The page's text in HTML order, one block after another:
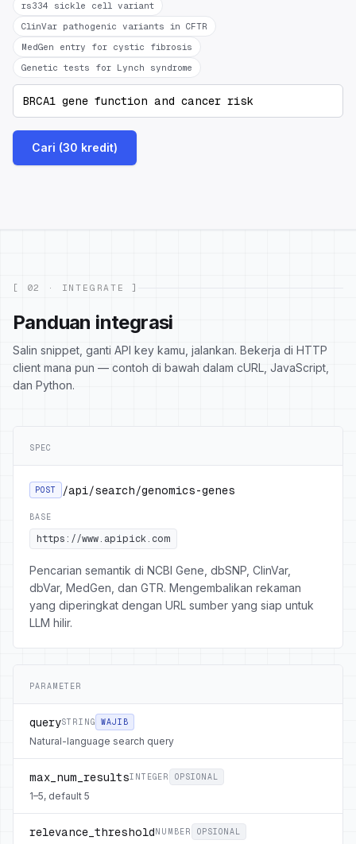
rs334 sickle cell variant
ClinVar pathogenic variants in CFTR
MedGen entry for cystic fibrosis
Genetic tests for Lynch syndrome
Cari (30 kredit)
[ 02 · INTEGRATE ]
Panduan integrasi
Salin snippet, ganti API key kamu, jalankan. Bekerja di HTTP
client mana pun — contoh di bawah dalam cURL, JavaScript,
dan Python.
SPEC
POST /api/search/genomics-genes
BASE
https://www.apipick.com
Pencarian semantik di NCBI Gene, dbSNP, ClinVar,
dbVar, MedGen, dan GTR. Mengembalikan rekaman
yang diperingkat dengan URL sumber yang siap untuk
LLM hilir.
PARAMETER
querySTRING WAJIB
Natural-language search query
max_num_resultsINTEGER OPSIONAL
1–5, default 5
relevance_threshold NUMBER OPSIONAL